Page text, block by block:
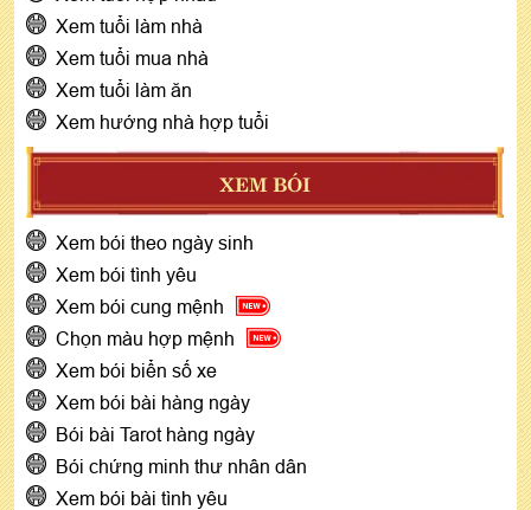
Xem tuổi làm nhà
Xem tuổi mua nhà
Xem tuổi làm ăn
Xem hướng nhà hợp tuổi
XEM BÓI
Xem bói theo ngày sinh
Xem bói tình yêu
Xem bói cung mệnh
Chọn màu hợp mệnh
Xem bói biển số xe
Xem bói bài hàng ngày
Bói bài Tarot hàng ngày
Bói chứng minh thư nhân dân
Xem bói bài tình yêu